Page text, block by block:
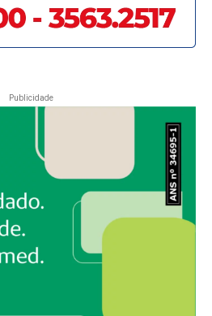
Publicidade